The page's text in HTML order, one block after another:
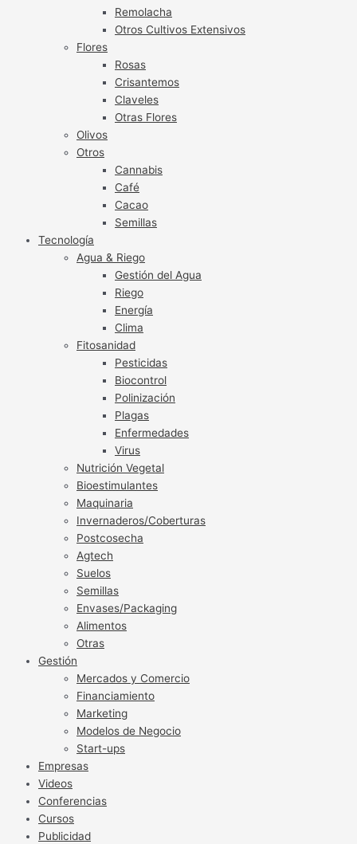
Remolacha
Otros Cultivos Extensivos
Flores
Rosas
Crisantemos
Claveles
Otras Flores
Olivos
Otros
Cannabis
Café
Cacao
Semillas
Tecnología
Agua & Riego
Gestión del Agua
Riego
Energía
Clima
Fitosanidad
Pesticidas
Biocontrol
Polinización
Plagas
Enfermedades
Virus
Nutrición Vegetal
Bioestimulantes
Maquinaria
Invernaderos/Coberturas
Postcosecha
Agtech
Suelos
Semillas
Envases/Packaging
Alimentos
Otras
Gestión
Mercados y Comercio
Financiamiento
Marketing
Modelos de Negocio
Start-ups
Empresas
Videos
Conferencias
Cursos
Publicidad